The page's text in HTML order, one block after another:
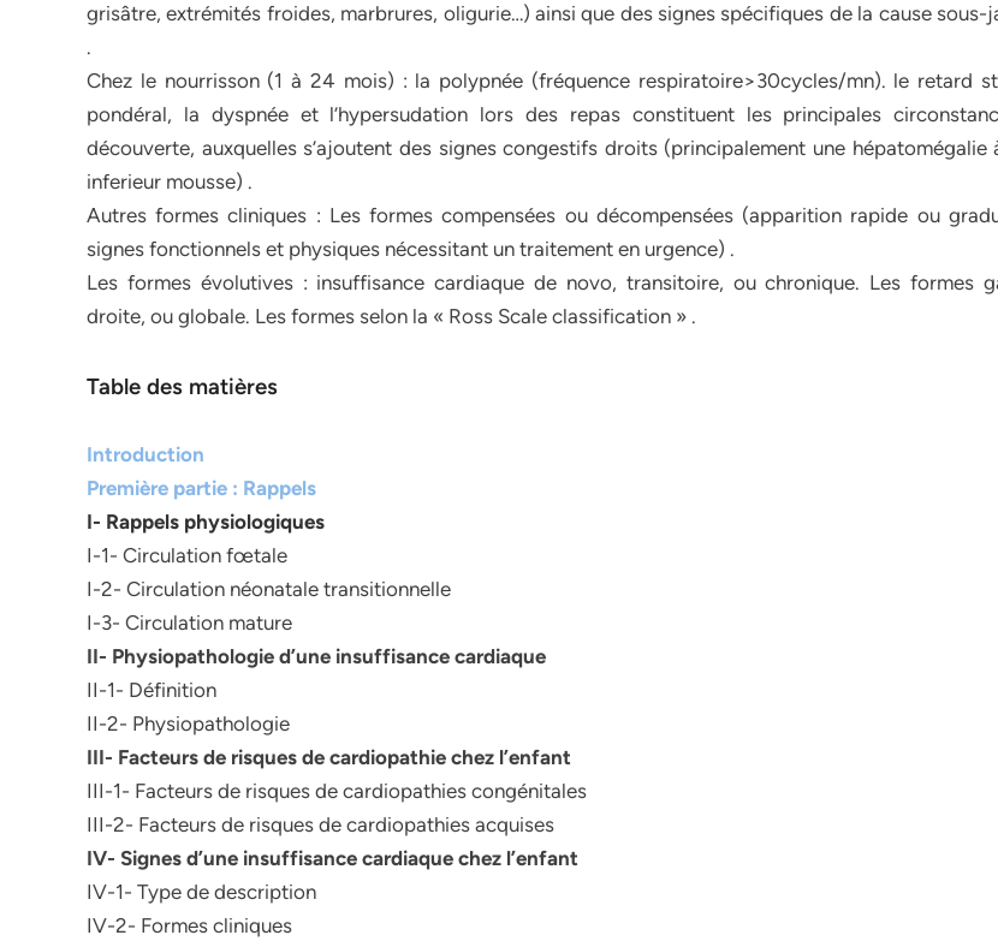
grisâtre, extrémités froides, marbrures, oligurie…) ainsi que des signes spécifiques de la cause sous-
.
Chez le nourrisson (1 à 24 mois) : la polypnée (fréquence respiratoire>30cycles/mn). le retard
pondéral, la dyspnée et l’hypersudation lors des repas constituent les principales
découverte, auxquelles s’ajoutent des signes congestifs droits (principalement une hépatomégalie
inferieur mousse) .
Autres formes cliniques : Les formes compensées ou décompensées (apparition rapide ou
signes fonctionnels et physiques nécessitant un traitement en urgence) .
Les formes évolutives : insuffisance cardiaque de novo, transitoire, ou chronique. Les formes
droite, ou globale. Les formes selon la « Ross Scale classification » .
Table des matières
Introduction
Première partie : Rappels
I- Rappels physiologiques
I-1- Circulation fœtale
I-2- Circulation néonatale transitionnelle
I-3- Circulation mature
II- Physiopathologie d’une insuffisance cardiaque
II-1- Définition
II-2- Physiopathologie
III- Facteurs de risques de cardiopathie chez l’enfant
III-1- Facteurs de risques de cardiopathies congénitales
III-2- Facteurs de risques de cardiopathies acquises
IV- Signes d’une insuffisance cardiaque chez l’enfant
IV-1- Type de description
IV-2- Formes cliniques